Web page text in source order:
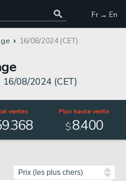
Fr → En
16/08/2024 (CET)
16/08/2024 (CET)
ventes
.368
Plus haute vente
$8.400